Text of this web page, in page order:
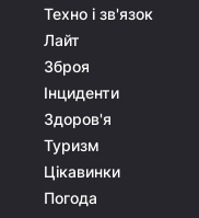
Техно і зв'язок
Лайт
Зброя
Інциденти
Здоров'я
Туризм
Цікавинки
Погода